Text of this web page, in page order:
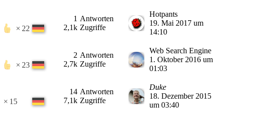
22
Antworten
1
Zugriffe
2,1k
Hotpants
19. Mai 2017 um
14:10
23
Antworten
2
Zugriffe
2,7k
Web Search Engine
1. Oktober 2016 um
01:03
15
Antworten
14
Zugriffe
7,1k
Duke
18. Dezember 2015
um 03:40